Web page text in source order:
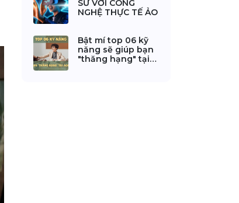
SỬ VỚI CÔNG
NGHỆ THỰC TẾ ẢO
Bật mí top 06 kỹ
năng sẽ giúp bạn
"thăng hạng" tại